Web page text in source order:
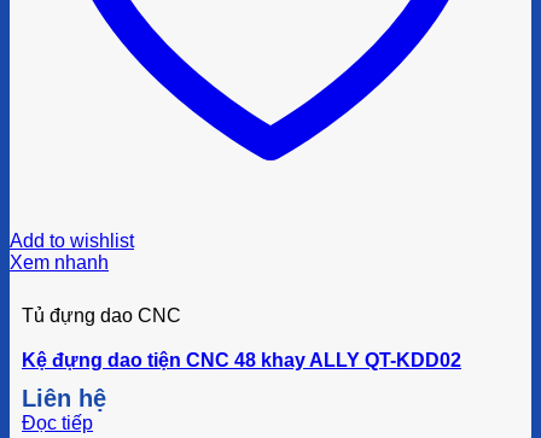
Add to wishlist
Xem nhanh
Tủ đựng dao CNC
Kệ đựng dao tiện CNC 48 khay ALLY QT-KDD02
Liên hệ
Đọc tiếp